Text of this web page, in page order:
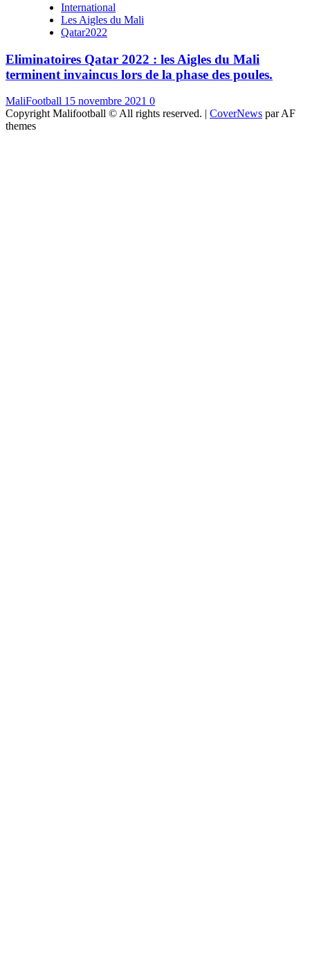
International
Les Aigles du Mali
Qatar2022
Eliminatoires Qatar 2022 : les Aigles du Mali
terminent invaincus lors de la phase des poules.
MaliFootball 15 novembre 2021 0
Copyright Malifootball © All rights reserved. | CoverNews par AF
themes